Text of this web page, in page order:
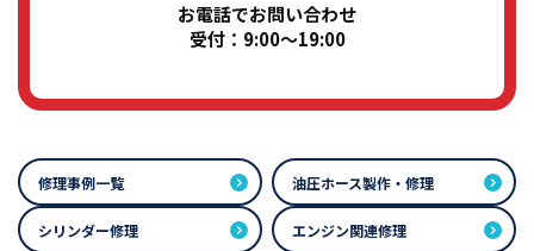
お電話でお問い合わせ
受付：9:00～19:00
修理事例一覧 油圧ホース製作・修理
シリンダー修理 エンジン関連修理